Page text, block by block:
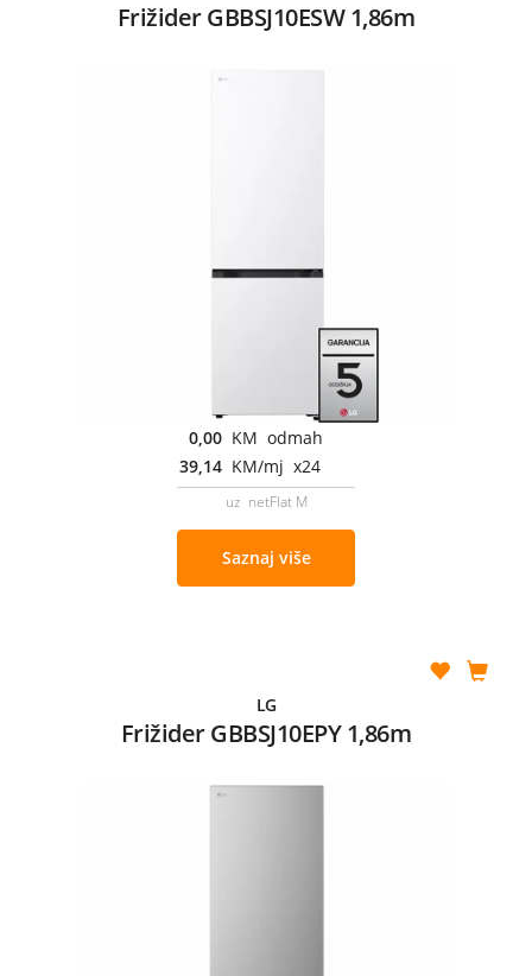
Frižider GBBSJ10ESW 1,86m
0,00 KM odmah
39,14 KM/mj x24
uz netFlat M
Saznaj više
LG
Frižider GBBSJ10EPY 1,86m